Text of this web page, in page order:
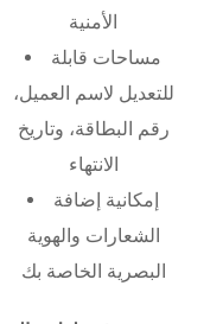
الأمنية
مساحات قابلة
للتعديل لاسم العميل،
رقم البطاقة، وتاريخ
الانتهاء
إمكانية إضافة
الشعارات والهوية
البصرية الخاصة بك